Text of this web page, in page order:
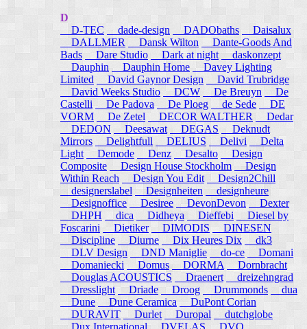
D
D-TEC
dade-design DADObaths
Daisalux
DALLMER
Dansk Wilton
Dante-Goods And
Bads
Dare Studio Dark at night
daskonzept
Dauphin
Dauphin Home
Davey Lighting
Limited
David Gaynor Design
David Trubridge
David Weeks Studio
DCW De Breuyn
De
Castelli
De Padova De Ploeg de Sede
DE
VORM
De Zetel DECOR WALTHER
Dedar
DEDON
Deesawat DEGAS
Deknudt
Mirrors
Delightfull DELIUS Delivi
Delta
Light
Demode Denz Desalto
Design
Composite
Design House Stockholm
Design
Within Reach
Design You Edit
Design2Chill
designerslabel
Designheiten
designheure
Designoffice
Desiree DevonDevon
Dexter
DHPH
dica Didheya Dieffebi
Diesel by
Foscarini
Dietiker DIMODIS
DINESEN
Discipline
Diurne Dix Heures Dix
dk3
DLV Design
DND Maniglie do-ce
Domani
Domaniecki
Domus DORMA
Dornbracht
Douglas ACOUSTICS
Draenert
dreizehngrad
Dresslight Driade Droog Drummonds
dua
Dune
Dune Ceramica
DuPont Corian
DURAVIT
Durlet Duropal
dutchglobe